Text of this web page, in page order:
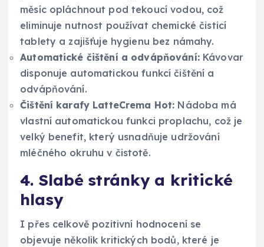
měsíc opláchnout pod tekoucí vodou, což
eliminuje nutnost používat chemické čisticí
tablety a zajišťuje hygienu bez námahy.
Automatické čištění a odvápňování:Kávovar
disponuje automatickou funkcí čištění a
odvápňování.
Čištění karafy LatteCrema Hot: Nádoba má
vlastní automatickou funkci proplachu, což je
velký benefit, který usnadňuje udržování
mléčného okruhu v čistotě.
4. Slabé stránky a kritické
hlasy
I přes celkově pozitivní hodnocení se
objevuje několik kritických bodů, které je